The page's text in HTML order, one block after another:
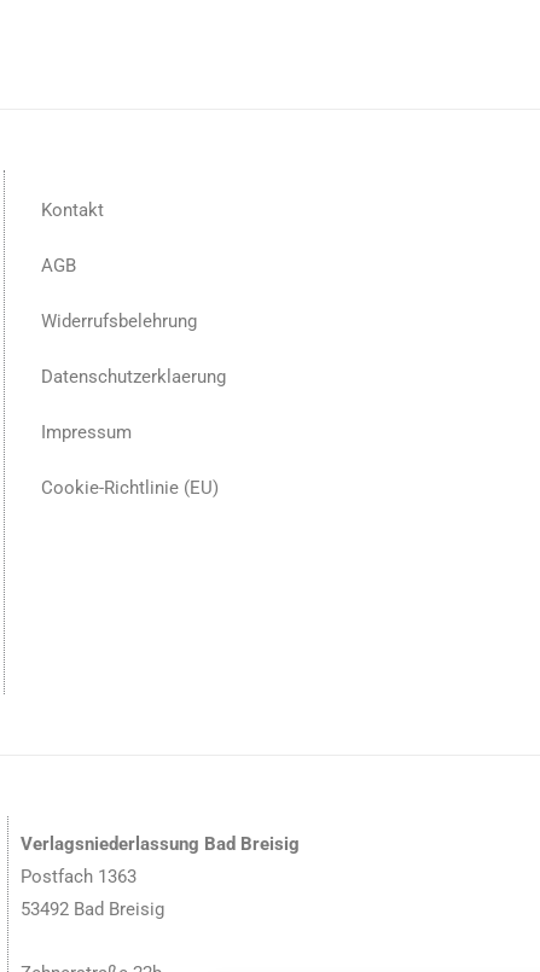
Kontakt
AGB
Widerrufsbelehrung
Datenschutzerklaerung
Impressum
Cookie-Richtlinie (EU)
Verlagsniederlassung Bad Breisig
Postfach 1363
53492 Bad Breisig